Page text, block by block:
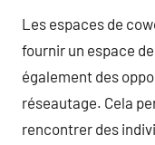
Les espaces de
fournir un espace
également des
réseautage. Cela
rencontrer des